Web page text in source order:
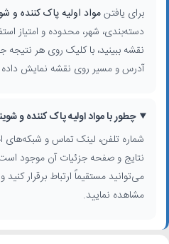
برای یافتنمواد اولیه پاک کننده و
دسته‌بندی، شهر، محدوده و امتیاز
نقشه ببینید، با کلیک روی هر نتیجه
آدرس و مسیر روی نقشه نمایش
چطور با مواد اولیه پاک کننده و
شماره تلفن، لینک تماس و شبکه‌های
نتایج و صفحه جزئیات آن موجود
می‌توانید مستقیماً ارتباط برقرار
مشاهده نمایید.